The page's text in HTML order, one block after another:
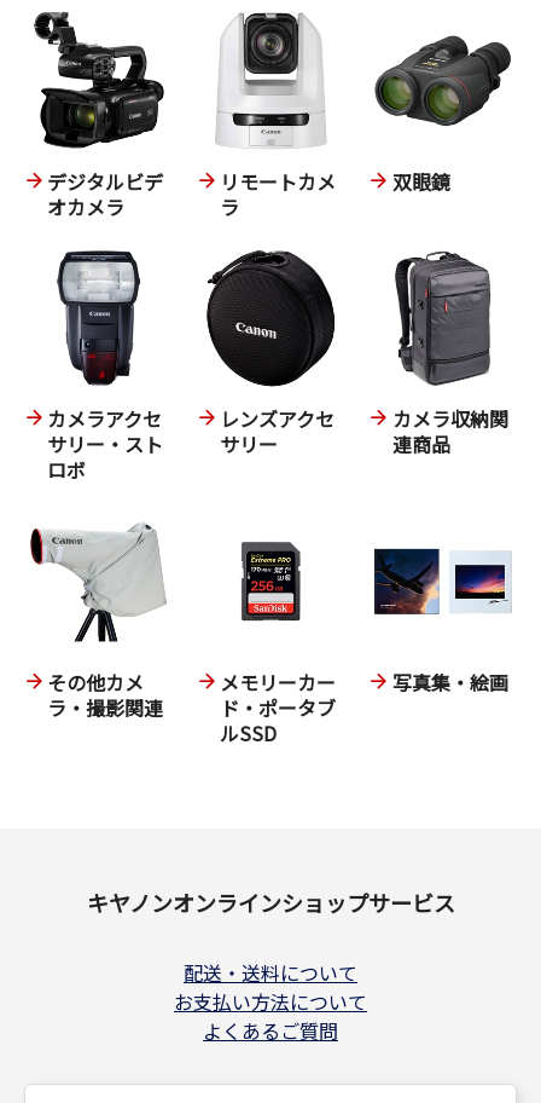
デジタルビデ
オカメラ
リモートカメ
ラ
双眼鏡
カメラアクセ
サリー・スト
ロボ
レンズアクセ
サリー
カメラ収納関
連商品
その他カメ
ラ・撮影関連
メモリーカー
ド・ポータブ
ルSSD
写真集・絵画
キヤノンオンラインショップサービス
配送・送料について
お支払い方法について
よくあるご質問